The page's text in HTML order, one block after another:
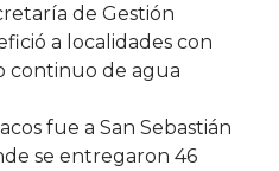
de Gestión
a localidades con
continuo de agua
fue a San Sebastián
se entregaron 46